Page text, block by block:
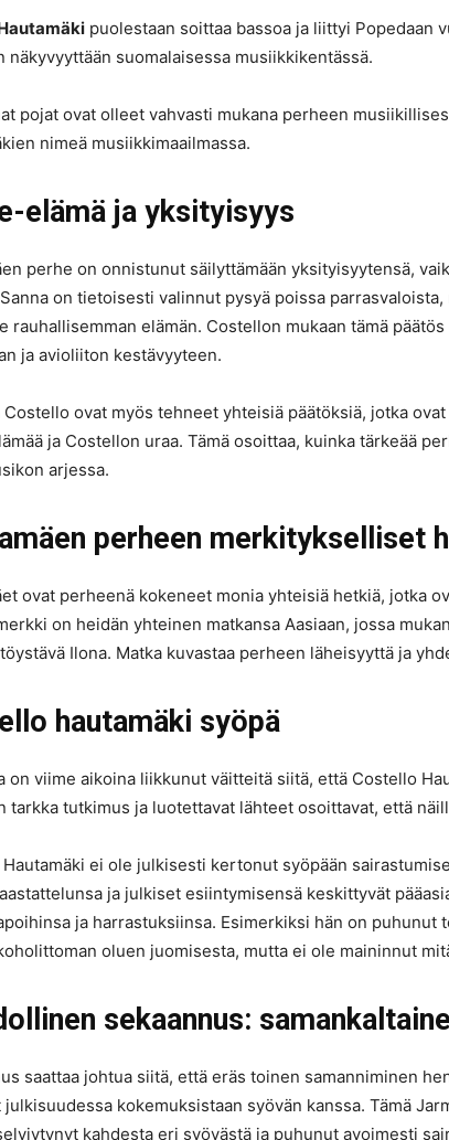
puolestaan soittaa bassoa ja liittyi Popedaan
näkyvyyttään suomalaisessa musiikkikentässä.
pojat ovat olleet vahvasti mukana perheen
nimeä musiikkimaailmassa.
elämä ja yksityisyys
perhe on onnistunut säilyttämään yksityisyytensä,
on tietoisesti valinnut pysyä poissa
rauhallisemman elämän. Costellon mukaan tämä
ja avioliiton kestävyyteen.
Costello ovat myös tehneet yhteisiä päätöksiä, jotka
ja Costellon uraa. Tämä osoittaa, kuinka tärkeää
arjessa.
perheen merkitykselliset
ovat perheenä kokeneet monia yhteisiä hetkiä, jotka
on heidän yhteinen matkansa Aasiaan, jossa
Ilona. Matka kuvastaa perheen läheisyyttä ja
hautamäki syöpä
on viime aikoina liikkunut väitteitä siitä, että Costello
tarkka tutkimus ja luotettavat lähteet osoittavat, että
ei ole julkisesti kertonut syöpään
ja julkiset esiintymisensä keskittyvät
ja harrastuksiinsa. Esimerkiksi hän on puhunut
oluen juomisesta, mutta ei ole maininnut
sekaannus:
saattaa johtua siitä, että eräs toinen samanniminen
kokemuksistaan syövän kanssa. Tämä
kahdesta eri syövästä ja puhunut avoimesti